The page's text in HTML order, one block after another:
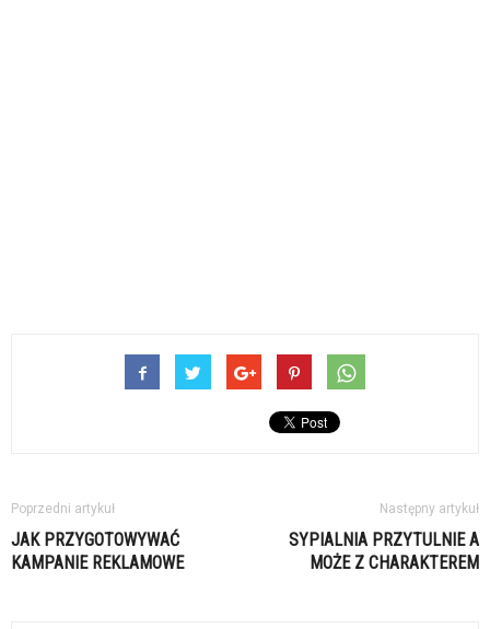
Poprzedni artykuł
JAK PRZYGOTOWYWAĆ
KAMPANIE REKLAMOWE
Następny artykuł
SYPIALNIA PRZYTULNIE A
MOŻE Z CHARAKTEREM